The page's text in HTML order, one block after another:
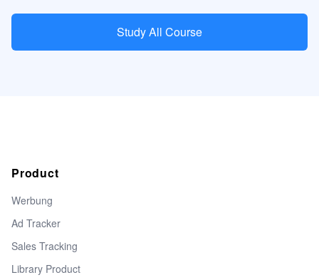
Study All Course
Product
Werbung
Ad Tracker
Sales Tracking
Library Product